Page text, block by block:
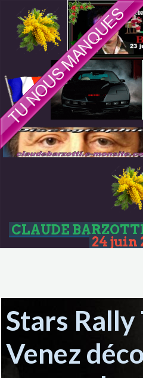
CLAUDE
24 juin
Stars Rally
Venez